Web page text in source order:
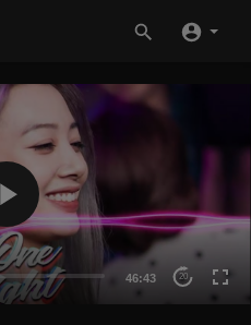
46:43 20